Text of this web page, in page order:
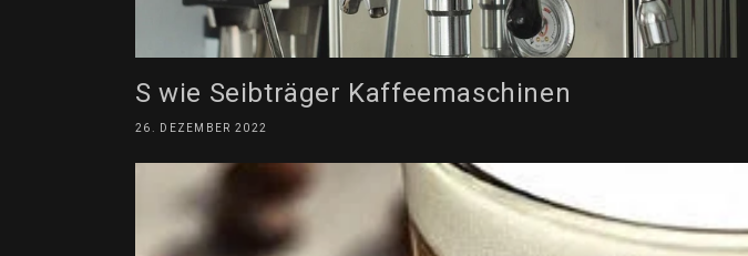
S wie Seibträger Kaffeemaschinen
26. DEZEMBER 2022